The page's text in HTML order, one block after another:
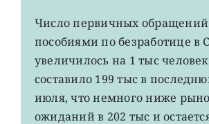
Число первичных обращений
пособиями по безработице в
увеличилось на 1 тыс
составило 199 тыс в
июля, что немного ниже
ожиданий в 202 тыс и